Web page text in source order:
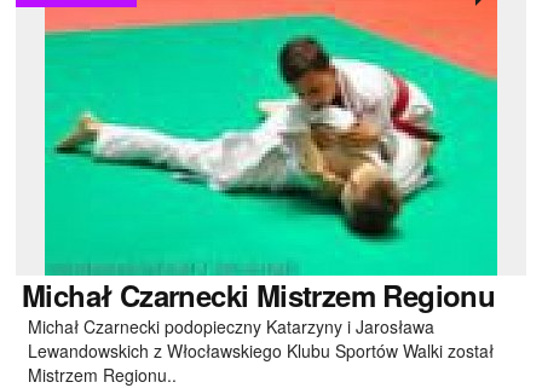
MichałCzarnecki Mistrzem Regionu
Michał Czarnecki podopieczny Katarzyny i Jarosława
Lewandowskich z Włocławskiego Klubu Sportów Walki został
Mistrzem Regionu..